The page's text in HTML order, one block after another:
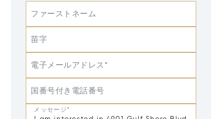
ファーストネーム
苗字
電子メールアドレス*
国番号付き電話番号
メッセージ*